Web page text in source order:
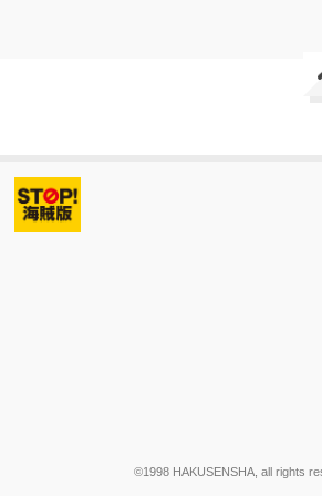
©1998 HAKUSENSHA, all rights